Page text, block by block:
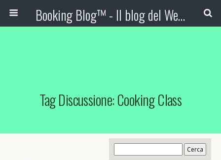
Booking Blog™ - Il blog del Web Marketing Turistico
Tag Discussione: Cooking Class